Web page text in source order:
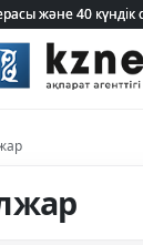
және 40
және 40